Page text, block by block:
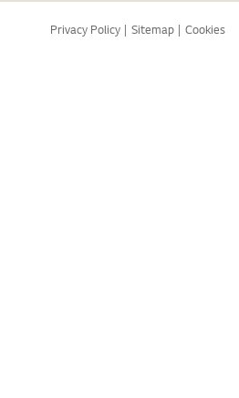
Privacy Policy Sitemap Cookies